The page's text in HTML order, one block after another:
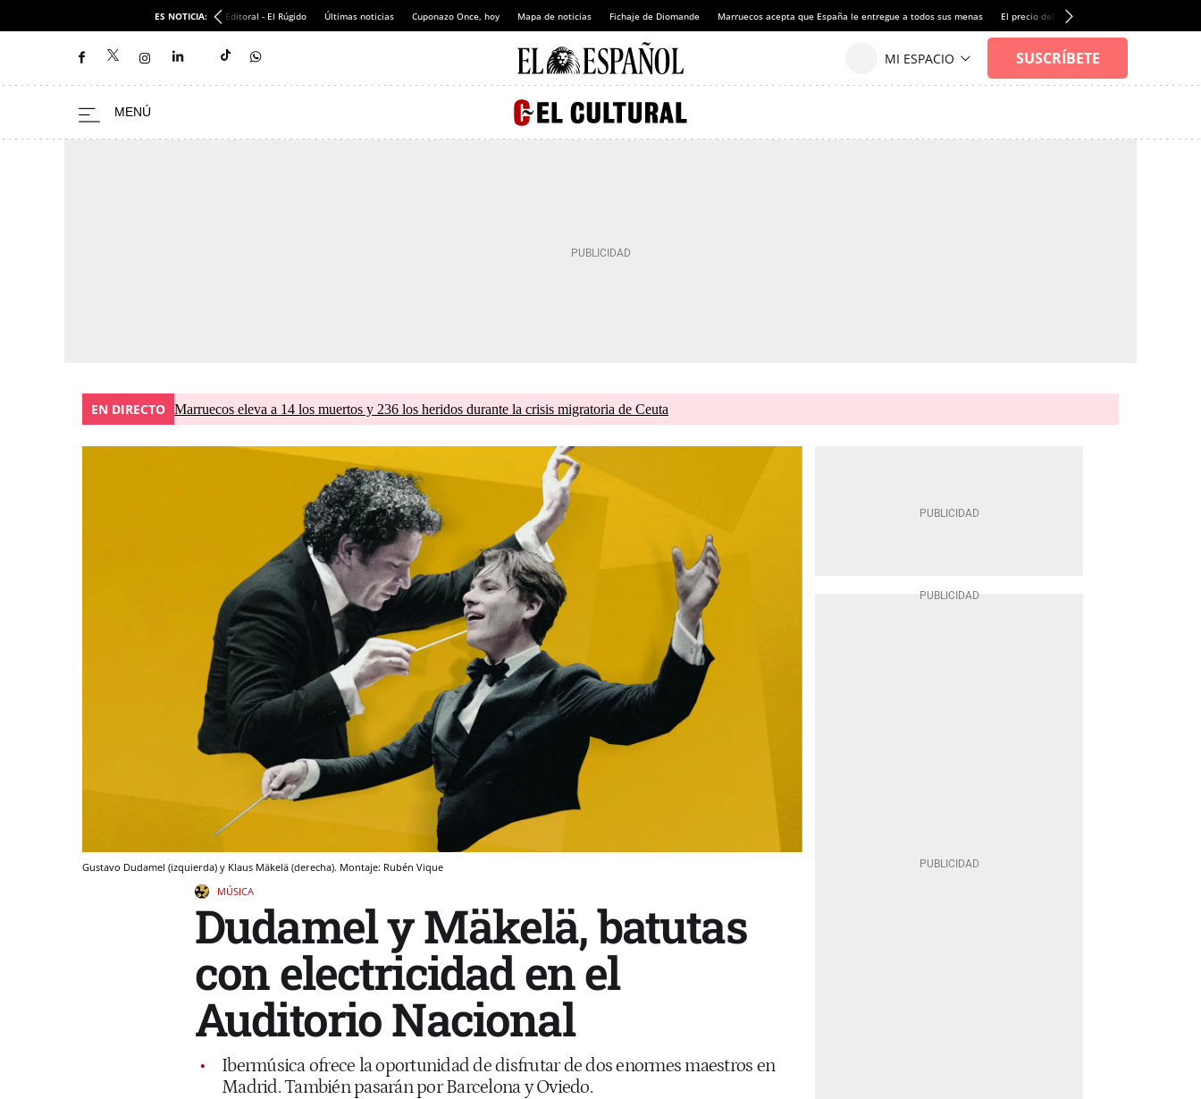
ES NOTICIA: Editoral - El Rúgido Últimas noticias Cuponazo Once, hoy Mapa de noticias Fichaje de Diomande Marruecos acepta que España le entregue a todos sus menas El precio del alquiler de vivienda baja por
EN DIRECTO Marruecos eleva a 14 los muertos y 236 los heridos durante la crisis migratoria de Ceuta
Gustavo Dudamel (izquierda) y Klaus Mäkelä (derecha). Montaje: Rubén Vique
MÚSICA
Dudamel y Mäkelä, batutas
con electricidad en el
Auditorio Nacional
Ibermúsica ofrece la oportunidad de disfrutar de dos enormes maestros en
Madrid. También pasarán por Barcelona y Oviedo.